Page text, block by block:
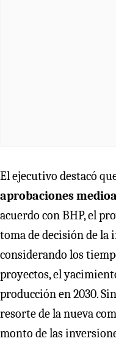
El ejecutivo destacó
aprobaciones
acuerdo con BHP, el
toma de decisión de la
considerando los
proyectos, el
producción en 2030.
resorte de la nueva
monto de las